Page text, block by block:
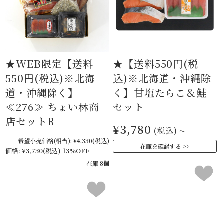
★WEB限定【送料
550円(税込)※北海
道・沖縄除く】
≪276≫ ちょい林商
店セットR
希望小売価格(相当): ¥4,330(税込)
価格: ¥3,730(税込) 13%OFF
在庫 8個
★【送料550円(税
込)※北海道・沖縄除
く】甘塩たらこ＆鮭
セット
¥3,780 (税込) ～
在庫を確認する